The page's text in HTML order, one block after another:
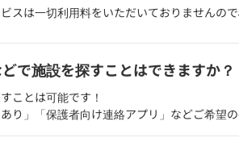
スは一切利用料をいただいておりませんので
で施設を探すことはできますか？
ことは可能です！
り」「保護者向け連絡アプリ」などご希望